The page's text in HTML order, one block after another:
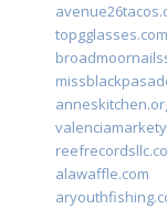
topgglasses.com
alawaffle.com